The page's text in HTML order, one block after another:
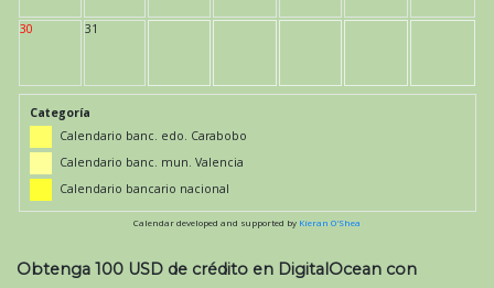
30 31
Categoría
Calendario banc. edo. Carabobo
Calendario banc. mun. Valencia
Calendario bancario nacional
Calendar developed and supported by Kieran O'Shea
Obtenga 100 USD de crédito en DigitalOcean con